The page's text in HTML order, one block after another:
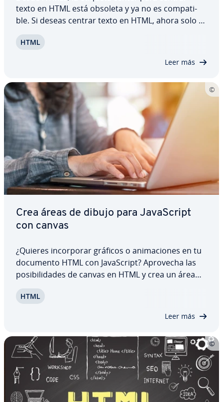
texto en HTML está obsoleta y ya no es co­m­pa­ti­
ble. Si deseas centrar texto en HTML, ahora solo es
adecuadas. En este artículo te ex­pli­ca­mos, con un
HTML
Leer más
Crea áreas de dibujo para Ja­va­S­cri­pt
con canvas
¿Quieres in­co­r­po­rar gráficos o ani­ma­cio­nes en tu
documento HTML con Ja­va­S­cri­pt? Aprovecha las
po­si­bi­li­da­des de canvas en HTML y crea un área
qué es la etiqueta HTML canvas y cómo uti­li­zar­la.
HTML
Leer más